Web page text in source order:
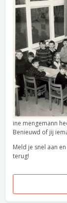
ine mengemann
Benieuwd of jij
Meld je snel aan
terug!